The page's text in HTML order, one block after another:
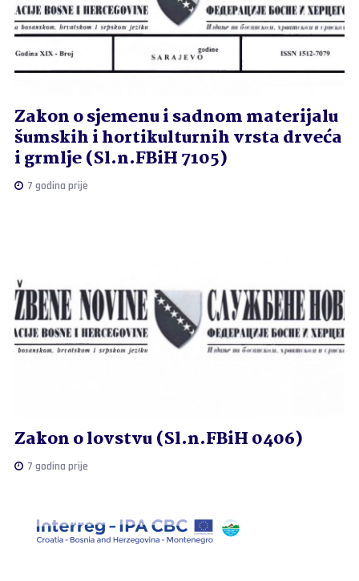
Zakon o sjemenu i sadnom materijalu
šumskih i hortikulturnih vrsta drveća
i grmlje (Sl.n.FBiH 7105)
7 godina prije
Zakon o lovstvu (Sl.n.FBiH 0406)
7 godina prije